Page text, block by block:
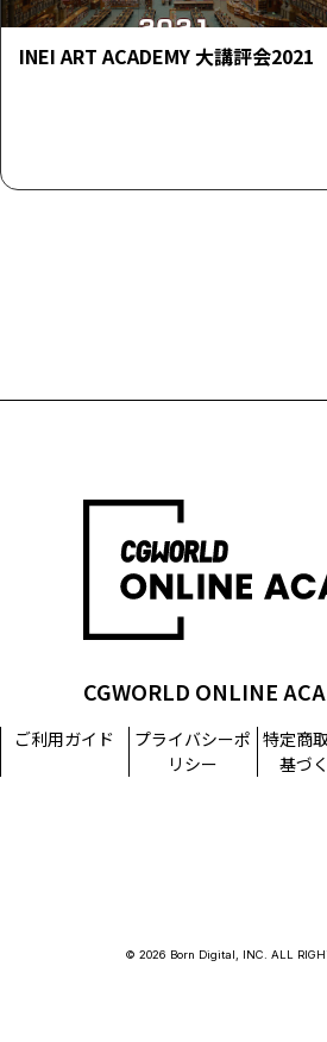
INEI ART ACADEMY 大講評会2021
CGWORLD ONLINE
ご利用ガイド
プライバシーポ
リシー
特定商
基づ
© 2026 Born Digital, INC. ALL